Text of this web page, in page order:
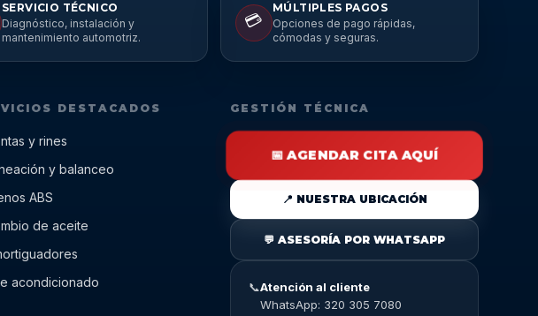
SERVICIO TÉCNICO
Diagnóstico, instalación y
mantenimiento automotriz.
💳
MÚLTIPLES PAGOS
Opciones de pago rápidas,
cómodas y seguras.
DESTACADOS
y rines
y balanceo
ABS
de aceite
acondicionado
GESTIÓN TÉCNICA
📅 AGENDAR CITA AQUÍ
📍 NUESTRA UBICACIÓN
💬 ASESORÍA POR WHATSAPP
📞Atención al cliente
WhatsApp: 320 305 7080